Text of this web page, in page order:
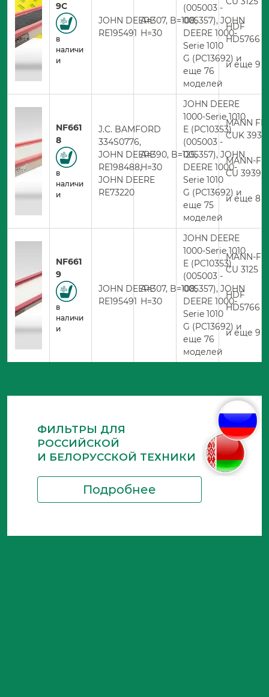
9C
в
наличи
и
JOHN DEERE
RE195491
A=307, B=108,
H=30
(005003 -
005357), JOHN
DEERE 1000-
Serie 1010
G (PC13692) и
еще 76
моделей
HDF
HD5766
и еще 9
NF661
8
в
наличи
и
J.C. BAMFORD
334S0776,
JOHN DEERE
RE198488,
JOHN DEERE
RE73220
A=390, B=125,
H=30
JOHN DEERE
1000-Serie 1010
E (PC10353)
(005003 -
005357), JOHN
DEERE 1000-
Serie 1010
G (PC13692) и
еще 75
моделей
MANN
CUK 3939
MANN-
CU 3939
и еще 8
NF661
9
в
наличи
и
JOHN DEERE
RE195491
A=307, B=108,
H=30
JOHN DEERE
1000-Serie 1010
E (PC10353)
(005003 -
005357), JOHN
DEERE 1000-
Serie 1010
G (PC13692) и
еще 76
моделей
MANN-
CU 3125
HDF
HD5766
и еще 9
ФИЛЬТРЫ ДЛЯ
РОССИЙСКОЙ
И БЕЛОРУССКОЙ ТЕХНИКИ
Подробнее